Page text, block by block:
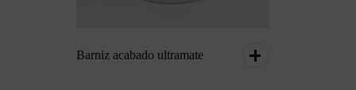
Barniz acabado ultramate